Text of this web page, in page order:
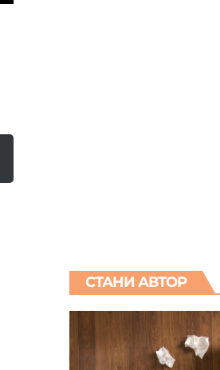
СТАНИ АВТОР